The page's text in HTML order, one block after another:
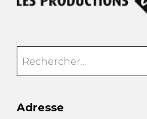
Adresse